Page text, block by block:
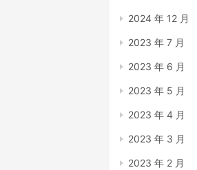
2024 年 12 月
2023 年 7 月
2023 年 6 月
2023 年 5 月
2023 年 4 月
2023 年 3 月
2023 年 2 月